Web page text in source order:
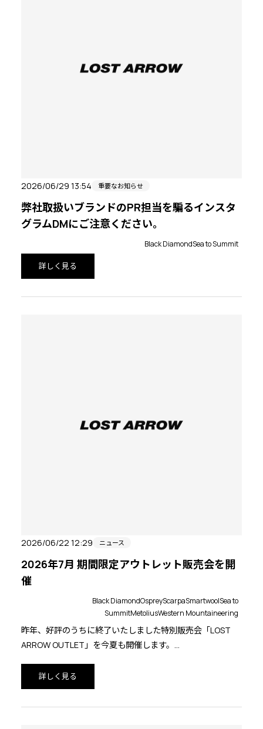
2026/06/29 13:54 重要なお知らせ
弊社取扱いブランドのPR担当を騙るインスタ
グラムDMにご注意ください。
Black DiamondSea to Summit
詳しく見る
2026/06/22 12:29 ニュース
2026年7月 期間限定アウトレット販売会を開
催
Black DiamondOspreyScarpaSmartwoolSea to
SummitMetoliusWestern Mountaineering
昨年、好評のうちに終了いたしました特別販売会「LOST
ARROW OUTLET」を今夏も開催します。
ウトレット、クライミングギア中心のアウトレットを延べ8
日間にわたり開催いたします。この貴重なチャンスをどう
詳しく見る